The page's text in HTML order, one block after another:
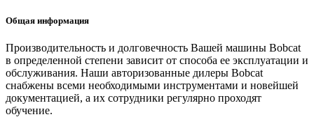
Общая информация
Производительность и долговечность Вашей машины Bobcat
в определенной степени зависит от способа ее эксплуатации и
обслуживания. Наши авторизованные дилеры Bobcat
снабжены всеми необходимыми инструментами и новейшей
документацией, а их сотрудники регулярно проходят
обучение.